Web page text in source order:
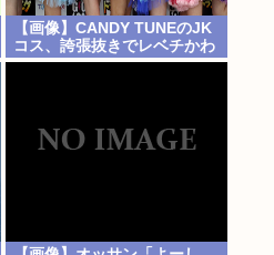
【画像】CANDY TUNEのJK
コス、誇張抜きでレベチかわ
いいwww